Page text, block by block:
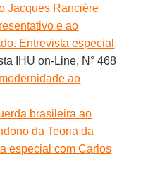
Jacques Rancière
e ao
Entrevista especial
IHU on-Line, N° 468
ao
brasileira ao
da Teoria da
especial com Carlos